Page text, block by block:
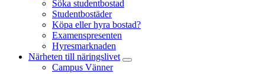
Söka studentbostad
Studentbostäder
Köpa eller hyra bostad?
Examenspresenten
Hyresmarknaden
Närheten till näringslivet
Campus Vänner